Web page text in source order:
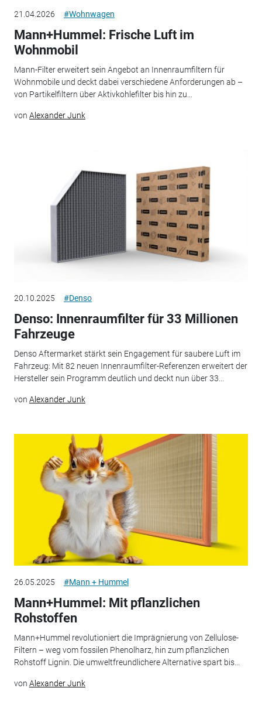
21.04.2026 #Wohnwagen
Mann+Hummel: Frische Luft im
Wohnmobil
Mann-Filter erweitert sein Angebot an Innenraumfiltern für
Wohnmobile und deckt dabei verschiedene Anforderungen ab –
von Partikelfiltern über Aktivkohlefilter bis hin zu...
von Alexander Junk
20.10.2025 #Denso
Denso: Innenraumfilter für 33 Millionen
Fahrzeuge
Denso Aftermarket stärkt sein Engagement für saubere Luft im
Fahrzeug: Mit 82 neuen Innenraumfilter-Referenzen erweitert der
Hersteller sein Programm deutlich und deckt nun über 33...
von Alexander Junk
26.05.2025 #Mann + Hummel
Mann+Hummel: Mit pflanzlichen
Rohstoffen
Mann+Hummel revolutioniert die Imprägnierung von Zellulose-
Filtern – weg vom fossilen Phenolharz, hin zum pflanzlichen
Rohstoff Lignin. Die umweltfreundlichere Alternative spart bis...
von Alexander Junk